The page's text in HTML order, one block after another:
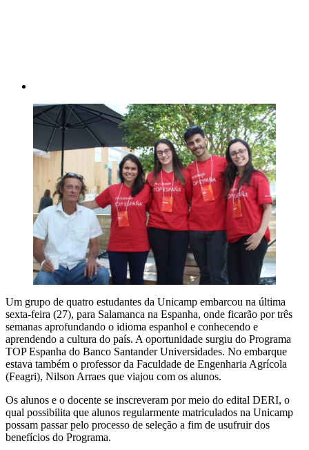
Um grupo de quatro estudantes da Unicamp embarcou na última
sexta-feira (27), para Salamanca na Espanha, onde ficarão por três
semanas aprofundando o idioma espanhol e conhecendo e
aprendendo a cultura do país. A oportunidade surgiu do Programa
TOP Espanha do Banco Santander Universidades. No embarque
estava também o professor da Faculdade de Engenharia Agrícola
(Feagri), Nilson Arraes que viajou com os alunos.
Os alunos e o docente se inscreveram por meio do edital DERI, o
qual possibilita que alunos regularmente matriculados na Unicamp
possam passar pelo processo de seleção a fim de usufruir dos
benefícios do Programa.